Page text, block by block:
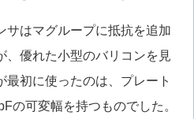
サはマグループに抵抗を追加
、優れた小型のバリコンを見
初に使ったのは、プレート
の可変幅を持つものでした。